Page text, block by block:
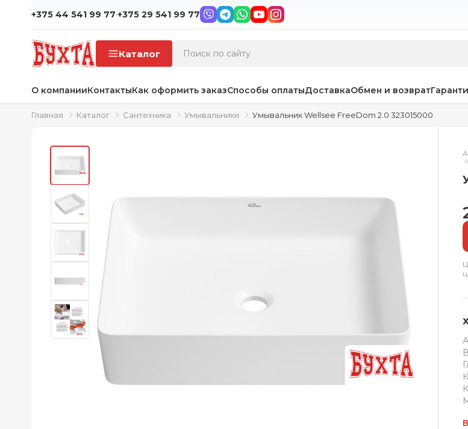
+375 44 541 99 77·+375 29 541 99 77
Каталог
О компанииКонтактыКак оформить заказСпособы оплатыДоставкаОбмен и возврат
Главная Каталог Сантехника Умывальники Умывальник Wellsee FreeDom 2.0 323015000